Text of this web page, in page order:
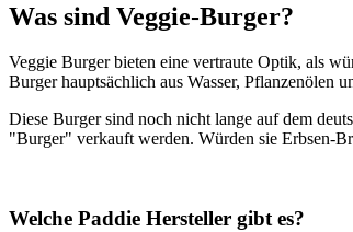
Was sind Veggie-Burger?
Veggie Burger bieten eine vertraute Optik, als
Burger hauptsächlich aus Wasser, Pflanzenölen
Diese Burger sind noch nicht lange auf dem
"Burger" verkauft werden. Würden sie Erbsen-
Welche Paddie Hersteller gibt es?